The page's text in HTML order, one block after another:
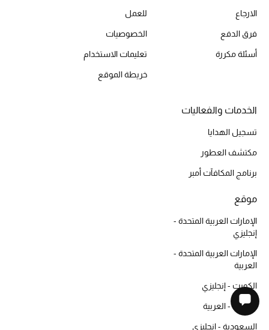
الارجاع
فرق الدفع
أسئلة مكررة
للعمل
الخصوصيات
تعليمات الاستخدام
خريطة الموقع
الخدمات والفعاليات
تسجيل الهدايا
مكتشف العطور
برنامج المكافآت أمبر
موقع
الإمارات العربية المتحدة -
إنجليزي
الإمارات العربية المتحدة -
العربية
الكويت - إنجليزي
الكويت - العربية
السعودية - إنجليزي